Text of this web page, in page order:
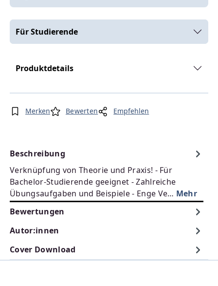
Für Studierende
Produktdetails
Merken Bewerten Empfehlen
Beschreibung
Verknüpfung von Theorie und Praxis! - Für
Bachelor-Studierende geeignet - Zahlreiche
Übungsaufgaben und Beispiele - Enge Ve… Mehr
Bewertungen
Autor:innen
Cover Download